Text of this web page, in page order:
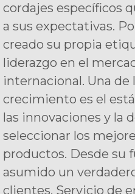
cordajes específicos
a sus expectativas.
creado su propia
liderazgo en el
internacional. Una de
crecimiento es el
las innovaciones y la
seleccionar los
productos. Desde su
asumido un
clientes. Servicio de